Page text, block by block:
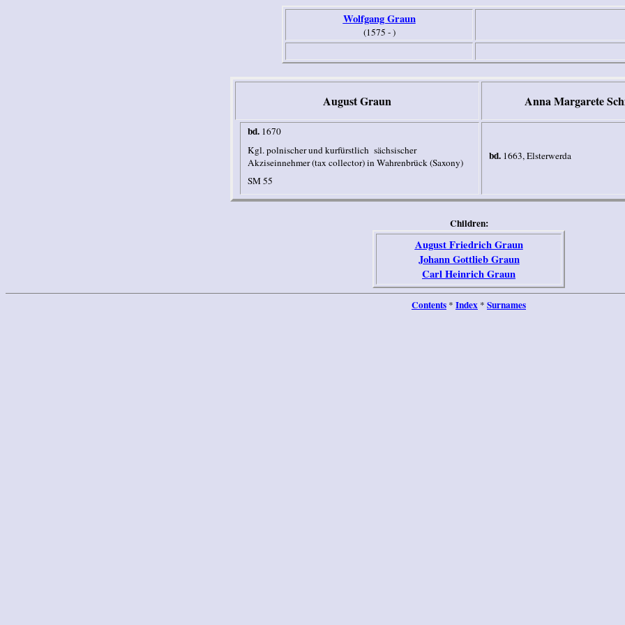
Wolfgang Graun
(1575 - )
August Graun Anna Margarete
bd. 1670
Kgl. polnischer und kurfürstlich sächsischer
Akziseinnehmer (tax collector) in Wahrenbrück (Saxony)
SM 55
bd. 1663, Elsterwerda
Children:
August Friedrich Graun
Johann Gottlieb Graun
Carl Heinrich Graun
Contents * Index * Surnames